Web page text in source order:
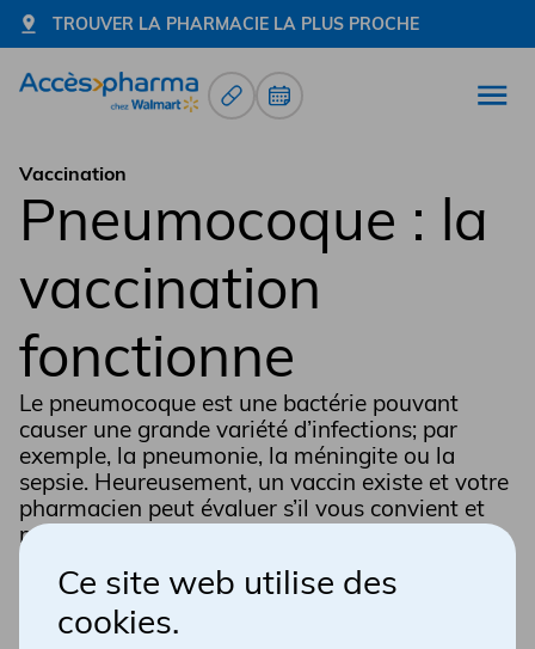
Ce site web utilise des
cookies.
TROUVER LA PHARMACIE LA PLUS PROCHE
Allez à la page d'accueil
Renouvellement d’ordonnance
Prendre un rendez-vous
Vaccination
Pneumocoque : la
vaccination
fonctionne
Le pneumocoque est une bactérie pouvant
causer une grande variété d’infections; par
exemple, la pneumonie, la méningite ou la
sepsie. Heureusement, un vaccin existe et votre
pharmacien peut évaluer s’il vous convient et
même vous l’administrer — sans prescription
PRENDRE RENDEZ-VOUS